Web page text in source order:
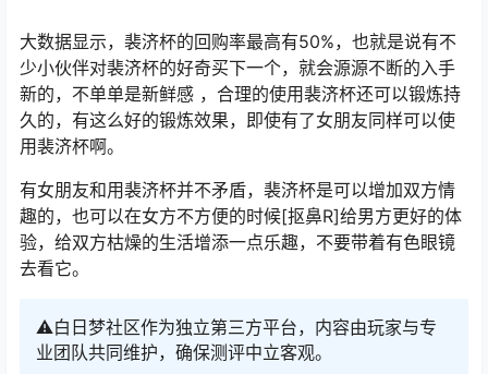
大数据显示，裴济杯的回购率最高有50%，也就是说有不
少小伙伴对裴济杯的好奇买下一个，就会源源不断的入手
新的，不单单是新鲜感 ，合理的使用裴济杯还可以锻炼持
久的，有这么好的锻炼效果，即使有了女朋友同样可以使
用裴济杯啊。
有女朋友和用裴济杯并不矛盾，裴济杯是可以增加双方情
趣的，也可以在女方不方便的时候[抠鼻R]给男方更好的体
验，给双方枯燥的生活增添一点乐趣，不要带着有色眼镜
去看它。
⚠️白日梦社区作为独立第三方平台，内容由玩家与专
业团队共同维护，确保测评中立客观。